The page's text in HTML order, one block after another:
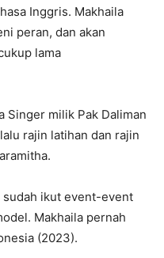
Inggris. Makhaila
peran, dan akan
lama
Singer milik Pak Daliman
rajin latihan dan rajin
sudah ikut event-event
Makhaila pernah
(2023).